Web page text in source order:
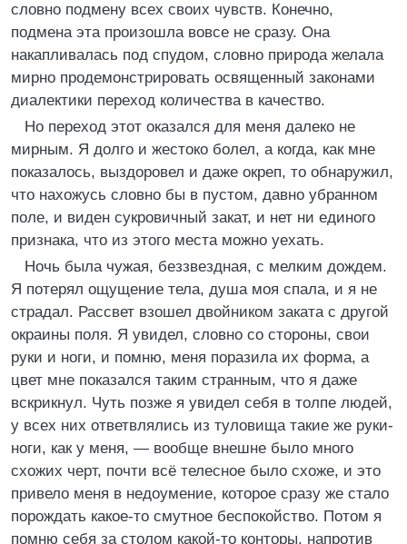
словно подмену всех своих чувств. Конечно,
подмена эта произошла вовсе не сразу. Она
накапливалась под спудом, словно природа желала
мирно продемонстрировать освященный законами
диалектики переход количества в качество.
Но переход этот оказался для меня далеко не
мирным. Я долго и жестоко болел, а когда, как мне
показалось, выздоровел и даже окреп, то обнаружил,
что нахожусь словно бы в пустом, давно убранном
поле, и виден сукровичный закат, и нет ни единого
признака, что из этого места можно уехать.
Ночь была чужая, беззвездная, с мелким дождем.
Я потерял ощущение тела, душа моя спала, и я не
страдал. Рассвет взошел двойником заката с другой
окраины поля. Я увидел, словно со стороны, свои
руки и ноги, и помню, меня поразила их форма, а
цвет мне показался таким странным, что я даже
вскрикнул. Чуть позже я увидел себя в толпе людей,
у всех них ответвлялись из туловища такие же руки-
ноги, как у меня, — вообще внешне было много
схожих черт, почти всё телесное было схоже, и это
привело меня в недоумение, которое сразу же стало
порождать какое-то смутное беспокойство. Потом я
помню себя за столом какой-то конторы, напротив